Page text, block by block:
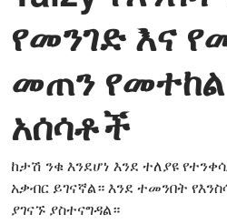
የመንገድ እና
መጠን
አሰሳቶች
ከታሽ ንቁ እንደሆነ እንደ ተለያዩ
አቃብር ይገናኛል። እንደ ተመንበት
ያገናኙ ያስተናግዳል።